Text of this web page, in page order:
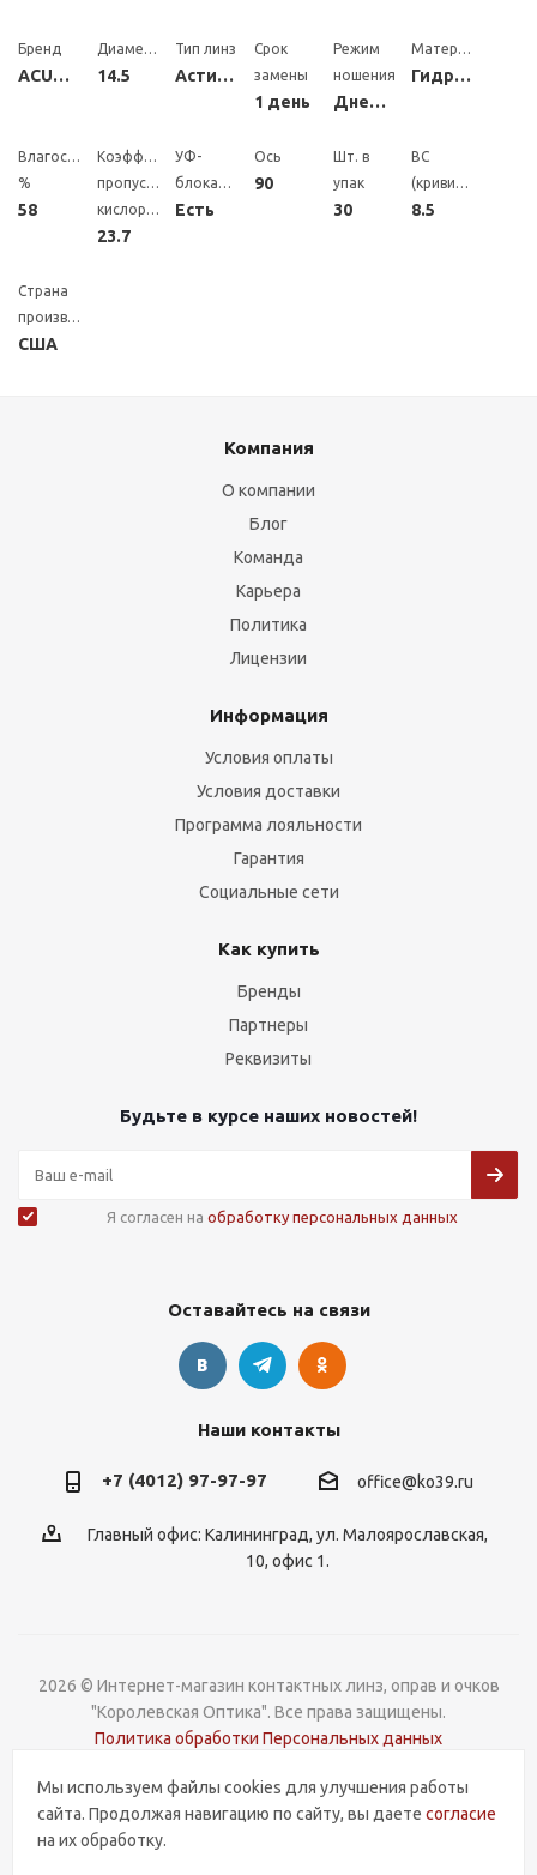
Бренд
ACUVUE
Диаметр
14.5
Тип линз
Астигматические
Срок
замены
1 день
Режим
ношения
Дневной
Материал
Гидрогель
Влагосодержание,
%
58
Коэффициент
пропускания
кислорода
23.7
УФ-
блокатор
Есть
Ось
90
Шт. в
упак
30
BC
(кривизна)
8.5
Страна
производитель
США
Компания
О компании
Блог
Команда
Карьера
Политика
Лицензии
Информация
Условия оплаты
Условия доставки
Программа лояльности
Гарантия
Социальные сети
Как купить
Бренды
Партнеры
Реквизиты
Будьте в курсе наших новостей!
Я согласен на обработку персональных данных
Оставайтесь на связи
Наши контакты
+7 (4012) 97-97-97 office@ko39.ru
Главный офис: Калининград, ул. Малоярославская,
10, офис 1.
2026 © Интернет-магазин контактных линз, оправ и очков
"Королевская Оптика". Все права защищены.
Политика обработки Персональных данных
Разработка и поддержка
Мы используем файлы cookies для улучшения работы
сайта. Продолжая навигацию по сайту, вы даете согласие
на их обработку.